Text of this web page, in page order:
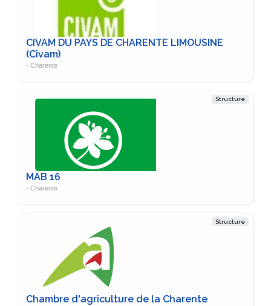
CIVAM DU PAYS DE CHARENTE LIMOUSINE
(Civam)
- Charente
Structure
MAB 16
- Charente
Structure
Chambre d'agriculture de la Charente